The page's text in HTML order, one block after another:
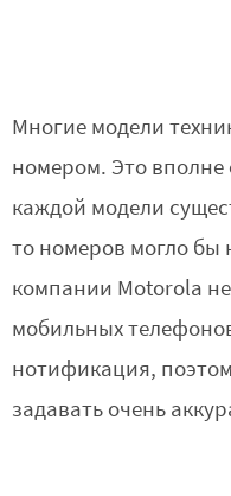
Многие модели
номером. Это вполне
каждой модели
то номеров могло бы
компании Motorola
мобильных
нотификация,
задавать очень